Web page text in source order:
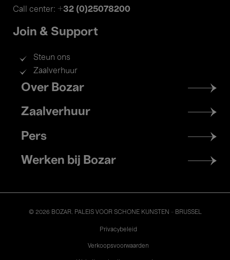
Call center: +32 (0)25078200
Join & Support
Steun ons
Zaalverhuur
Footer
menu
Over Bozar
Zaalverhuur
Pers
Werken bij Bozar
© 2026 BOZAR. PALEIS VOOR SCHONE KUNSTEN - BRUSSEL
Privacybeleid
Verkoopsvoorwaarden